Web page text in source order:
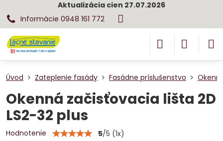
Aktualizácia cien 27.07.2026
Informácie 0948 161 772
Úvod Zateplenie fasády Fasádne príslušenstvo
Okenná začisťovacia lišta 2D
LS2-32 plus
Hodnotenie 5/5 (1x)